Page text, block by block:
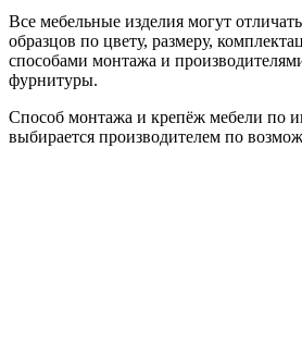
Все мебельные изделия могут
образцов по цвету, размеру,
способами монтажа и
фурнитуры.
Способ монтажа и крепёж мебели по
выбирается производителем по